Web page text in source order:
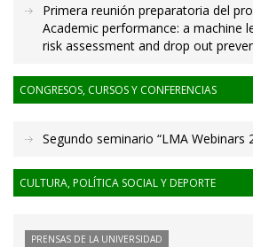
Primera reunión preparatoria del
Academic performance: a machine
risk assessment and drop out
CONGRESOS, CURSOS Y CONFERENCIAS
Segundo seminario “LMA Webinars
CULTURA, POLÍTICA SOCIAL Y DEPORTE
PRENSAS DE LA UNIVERSIDAD